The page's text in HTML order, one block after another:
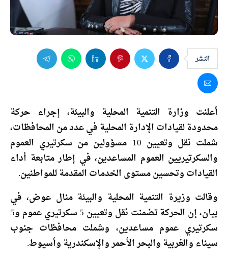
النشر
أعلنت وزارة التنمية المحلية والبيئة، إجراء حركة
محدودة لقيادات الإدارة المحلية في عدد من المحافظات،
شملت نقل وتعيين 10 مسؤولين من سكرتيري العموم
والسكرتيريين العموم المساعدين، في إطار متابعة أداء
القيادات وتحسين مستوى الخدمات المقدمة للمواطنين.
وقالت وزيرة التنمية المحلية والبيئة منال عوض، في
بيان، إن الحركة تضمنت نقل وتعيين 5 سكرتيري عموم و5
سكرتيري عموم مساعدين، وشملت محافظات جنوب
سيناء والغربية والبحر الأحمر والإسكندرية وأسيوط.